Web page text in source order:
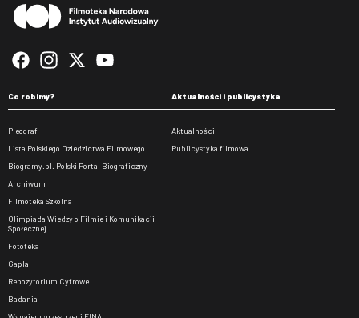
Co robimy?
Pleograf
Lista Polskiego Dziedzictwa Filmowego
Biogramy.pl. Polski Portal Biograficzny
Archiwum
Filmoteka Szkolna
Olimpiada Wiedzy o Filmie i Komunikacji
Społecznej
Fototeka
Gapla
Repozytorium Cyfrowe
Badania
Aktualności i publicystyka
Aktualności
Publicystyka filmowa